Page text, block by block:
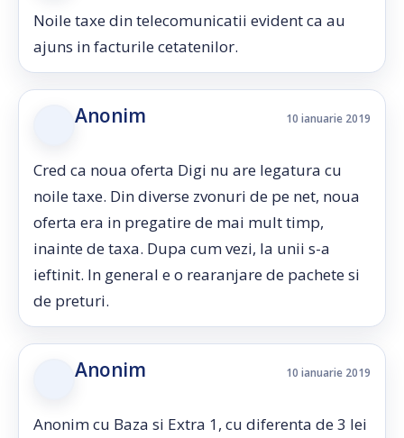
Noile taxe din telecomunicatii evident ca au
ajuns in facturile cetatenilor.
Anonim 10 ianuarie 2019
Cred ca noua oferta Digi nu are legatura cu
noile taxe. Din diverse zvonuri de pe net, noua
oferta era in pregatire de mai mult timp,
inainte de taxa. Dupa cum vezi, la unii s-a
ieftinit. In general e o rearanjare de pachete si
de preturi.
Anonim 10 ianuarie 2019
Anonim cu Baza si Extra 1, cu diferenta de 3 lei